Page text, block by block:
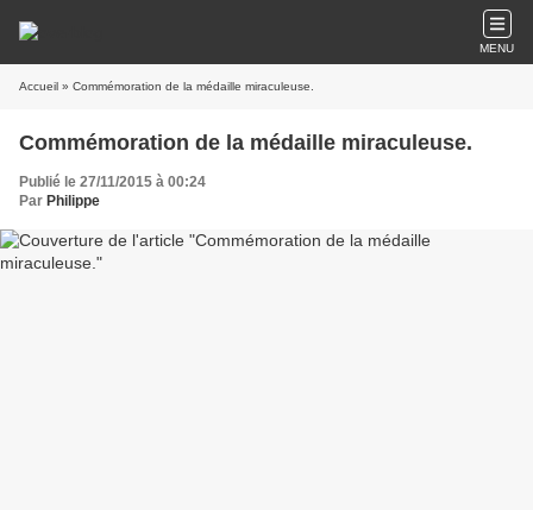
MENU
Accueil » Commémoration de la médaille miraculeuse.
Commémoration de la médaille miraculeuse.
Publié le 27/11/2015 à 00:24
Par Philippe